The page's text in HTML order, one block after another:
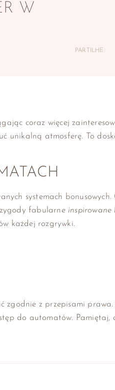
W
PARTILHE:
coraz więcej
unikalną atmosferę. To
systemach bonusowych.
fabularne inspirowane
każdej rozgrywki.
zgodnie z przepisami
do automatów. Pamiętaj,